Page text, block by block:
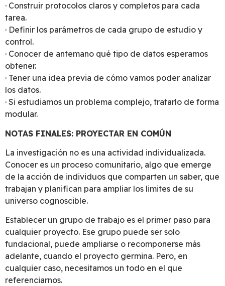
· Construir protocolos claros y completos para cada
tarea.
· Definir los parámetros de cada grupo de estudio y
control.
· Conocer de antemano qué tipo de datos esperamos
obtener.
· Tener una idea previa de cómo vamos poder analizar
los datos.
· Si estudiamos un problema complejo, tratarlo de forma
modular.
NOTAS FINALES: PROYECTAR EN COMÚN
La investigación no es una actividad individualizada.
Conocer es un proceso comunitario, algo que emerge
de la acción de individuos que comparten un saber, que
trabajan y planifican para ampliar los limites de su
universo cognoscible.
Establecer un grupo de trabajo es el primer paso para
cualquier proyecto. Ese grupo puede ser solo
fundacional, puede ampliarse o recomponerse más
adelante, cuando el proyecto germina. Pero, en
cualquier caso, necesitamos un todo en el que
referenciarnos.